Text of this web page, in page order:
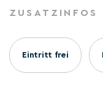
ZUSATZINFOS
Eintritt frei